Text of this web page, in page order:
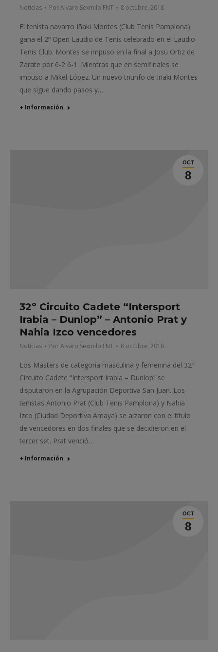
Noticias PorAlvaro Sexmilo FNT 8 octubre, 2018
El tenista navarro Iñaki Montes (Club Tenis Pamplona)
gana el 2º Open Laudio de Tenis celebrado en el Laudio
Tenis Club. Montes se impuso en la final a Josu Ortiz de
Zarate por 6-2 6-1. Mientras que en semifinales se
impuso a Mikel López. Un nuevo triunfo de Iñaki Montes
que sigue dando pasos y…
+ Información
OCT
8
32º Circuito Cadete “Intersport
Irabia – Dunlop” – Antonio Prat y
Nahia Izco vencedores
Noticias PorAlvaro Sexmilo FNT 8 octubre, 2018
Los Masters de categoría masculina y femenina del 32º
Circuito Cadete “Intersport Irabia – Dunlop” se
disputaron en la Agrupación Deportiva San Juan. Los
tenistas Antonio Prat (Club Tenis Pamplona) y Nahia
Izco (Ciudad Deportiva Amaya) se alzaron con el título
de vencedores en dos finales que se decidieron en el
tercer set. Prat venció…
+ Información
OCT
8